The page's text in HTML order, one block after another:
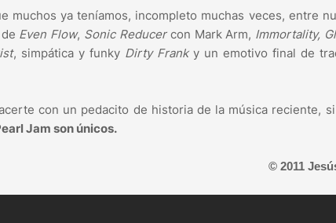
muchos ya teníamos, incompleto muchas veces, entre
Even Flow, Sonic Reducercon Mark Arm, Immortality,
, simpática y funky Dirty Franky un emotivo final de
con un pedacito de historia de la música reciente,
Jam son únicos.
© 2011